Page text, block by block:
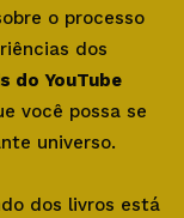
o processo
dos
do YouTube
você possa se
universo.
dos livros está